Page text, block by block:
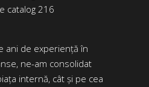
ani de experiență în
ne-am consolidat
internă, cât și pe cea